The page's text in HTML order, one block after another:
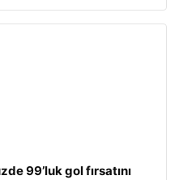
99’luk gol fırsatını